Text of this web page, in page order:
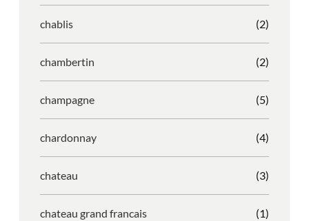
chablis (2)
chambertin (2)
champagne (5)
chardonnay (4)
chateau (3)
chateau grand francais (1)